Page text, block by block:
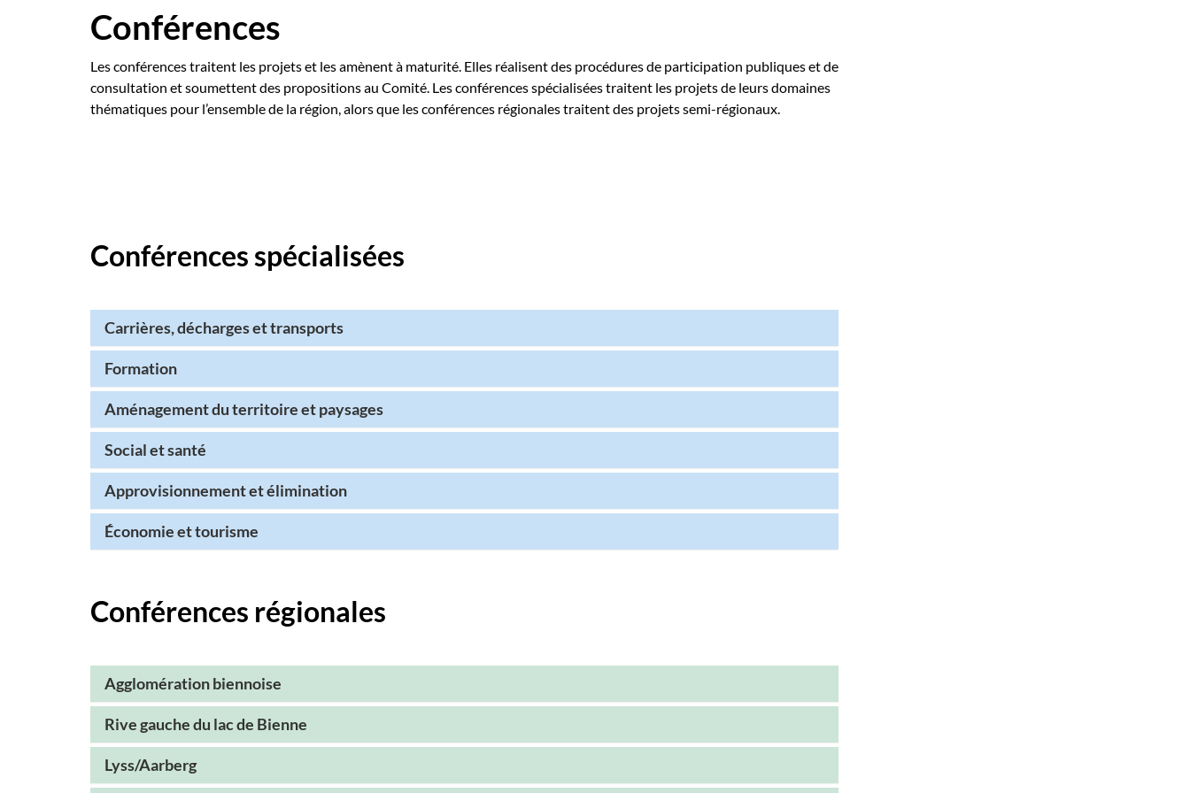
Conférences
Les conférences traitent les projets et les amènent à maturité. Elles réalisent des procédures de participation publiques et de
consultation et soumettent des propositions au Comité. Les conférences spécialisées traitent les projets de leurs domaines
thématiques pour l’ensemble de la région, alors que les conférences régionales traitent des projets semi-régionaux.
Conférences spécialisées
Carrières, décharges et transports
Formation
Aménagement du territoire et paysages
Social et santé
Approvisionnement et élimination
Économie et tourisme
Conférences régionales
Agglomération biennoise
Rive gauche du lac de Bienne
Lyss/Aarberg